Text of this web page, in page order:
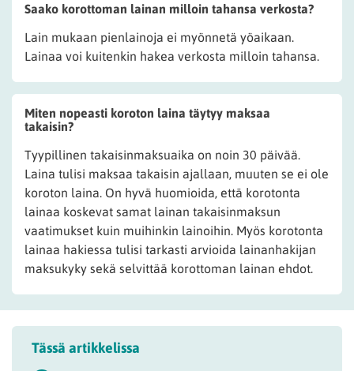
Saako korottoman lainan milloin tahansa verkosta?
Lain mukaan pienlainoja ei myönnetä yöaikaan.
Lainaa voi kuitenkin hakea verkosta milloin tahansa.
Miten nopeasti koroton laina täytyy maksaa
takaisin?
Tyypillinen takaisinmaksuaika on noin 30 päivää.
Laina tulisi maksaa takaisin ajallaan, muuten se ei ole
koroton laina. On hyvä huomioida, että korotonta
lainaa koskevat samat lainan takaisinmaksun
vaatimukset kuin muihinkin lainoihin. Myös korotonta
lainaa hakiessa tulisi tarkasti arvioida lainanhakijan
maksukyky sekä selvittää korottoman lainan ehdot.
Tässä artikkelissa